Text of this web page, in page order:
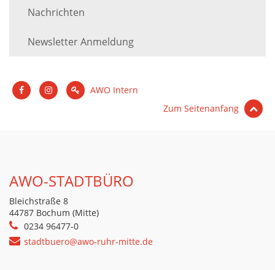
Nachrichten
Newsletter Anmeldung
AWO Intern
Zum Seitenanfang
AWO-STADTBÜRO
Bleichstraße 8
44787 Bochum (Mitte)
0234 96477-0
stadtbuero@awo-ruhr-mitte.de